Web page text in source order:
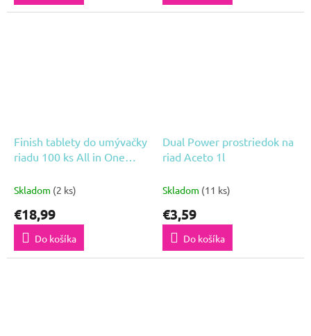
Finish tablety do umývačky
riadu 100 ks All in One
Skladom (2 ks)
€18,99
Do košíka
Dual Power prostriedok na
riad Aceto 1l
Skladom (11 ks)
€3,59
Do košíka